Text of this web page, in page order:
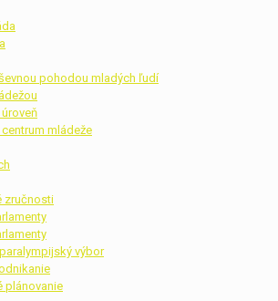
pohodou mladých ľudí
mládeže
zručnosti
výbor
plánovanie